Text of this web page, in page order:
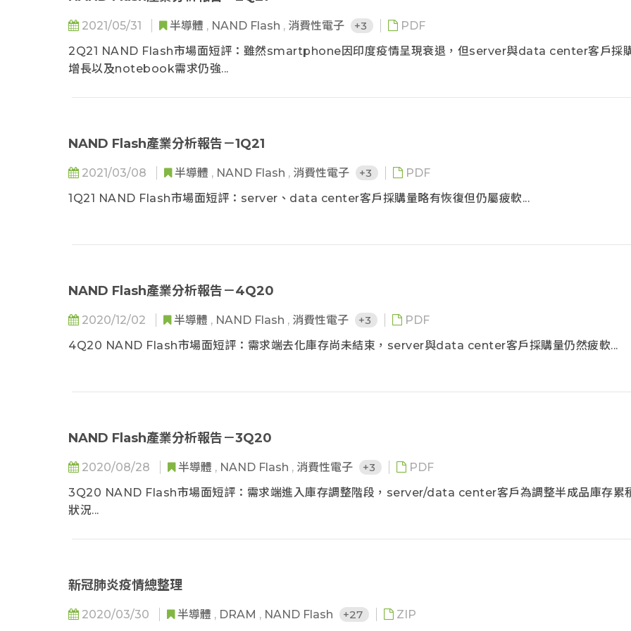
2021/05/31 半導體 , NAND Flash , 消費性電子 +3
PDF
2Q21 NAND Flash市場面短評：雖然smartphone因印度疫情呈現衰退，但server與data center客戶採
增長以及notebook需求仍強...
NAND Flash產業分析報告－1Q21
2021/03/08 半導體 , NAND Flash , 消費性電子 +3
PDF
1Q21 NAND Flash市場面短評：server、data center客戶採購量略有恢復但仍屬疲軟...
NAND Flash產業分析報告－4Q20
2020/12/02 半導體 , NAND Flash , 消費性電子 +3
PDF
4Q20 NAND Flash市場面短評：需求端去化庫存尚未結束，server與data center客戶採購量仍然疲軟...
NAND Flash產業分析報告－3Q20
2020/08/28 半導體 , NAND Flash , 消費性電子 +3
PDF
3Q20 NAND Flash市場面短評：需求端進入庫存調整階段，server/data center客戶為調整半成品庫存累
狀況...
新冠肺炎疫情總整理
2020/03/30 半導體 , DRAM , NAND Flash +27 ZIP